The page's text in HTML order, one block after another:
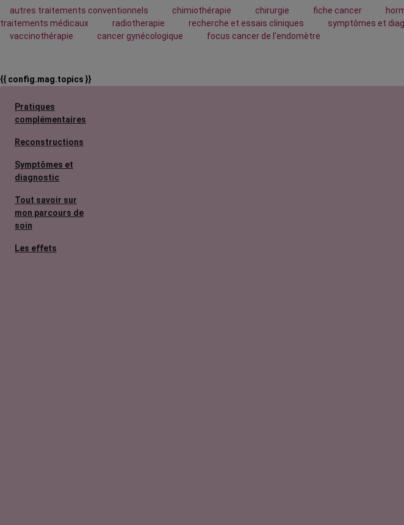
autres traitements conventionnels chimiothérapie chirurgie fiche cancer
traitements médicaux
radiotherapie recherche et essais cliniques symptômes et
vaccinothérapie
cancer gynécologique focus cancer de l'endomètre
{{ config.mag.topics }}
Pratiques
complémentaires
Reconstructions
Symptômes et
diagnostic
Tout savoir sur
mon parcours de
soin
Les effets